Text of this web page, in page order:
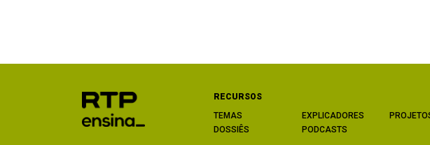
RECURSOS
TEMAS
DOSSIÊS
EXPLICADORES
PODCASTS